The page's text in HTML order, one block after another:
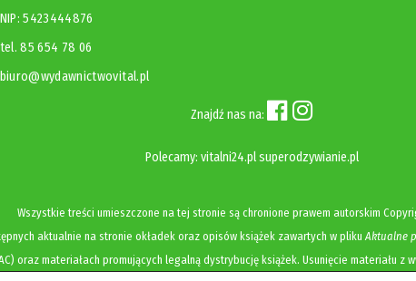
NIP: 5423444876
tel. 85 654 78 06
biuro@wydawnictwovital.pl
Znajdź nas na:
Polecamy: vitalni24.pl superodzywianie.pl
Wszystkie treści umieszczone na tej stronie są chronione prawem autorskim
aktualnie na stronie okładek oraz opisów książek zawartych w pliku Aktualne
oraz materiałach promujących legalną dystrybucję książek. Usunięcie materiału